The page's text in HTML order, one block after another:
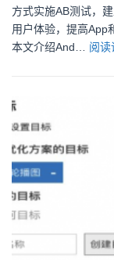
方式实施AB测试，
用户体验，提高App
本文介绍And… 阅读